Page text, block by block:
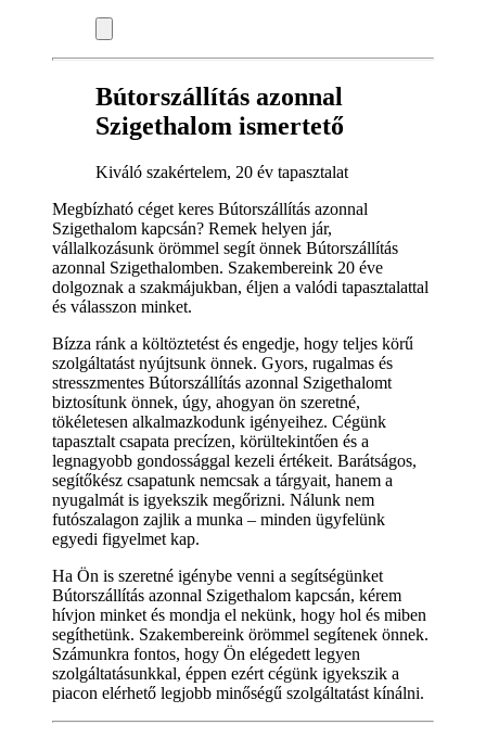
Bútorszállítás azonnal
Szigethalom ismertető
Kiváló szakértelem, 20 év tapasztalat
Megbízható céget keres Bútorszállítás azonnal
Szigethalom kapcsán? Remek helyen jár,
vállalkozásunk örömmel segít önnek Bútorszállítás
azonnal Szigethalomben. Szakembereink 20 éve
dolgoznak a szakmájukban, éljen a valódi tapasztalattal
és válasszon minket.
Bízza ránk a költöztetést és engedje, hogy teljes körű
szolgáltatást nyújtsunk önnek. Gyors, rugalmas és
stresszmentes Bútorszállítás azonnal Szigethalomt
biztosítunk önnek, úgy, ahogyan ön szeretné,
tökéletesen alkalmazkodunk igényeihez. Cégünk
tapasztalt csapata precízen, körültekintően és a
legnagyobb gondossággal kezeli értékeit. Barátságos,
segítőkész csapatunk nemcsak a tárgyait, hanem a
nyugalmát is igyekszik megőrizni. Nálunk nem
futószalagon zajlik a munka – minden ügyfelünk
egyedi figyelmet kap.
Ha Ön is szeretné igénybe venni a segítségünket
Bútorszállítás azonnal Szigethalom kapcsán, kérem
hívjon minket és mondja el nekünk, hogy hol és miben
segíthetünk. Szakembereink örömmel segítenek önnek.
Számunkra fontos, hogy Ön elégedett legyen
szolgáltatásunkkal, éppen ezért cégünk igyekszik a
piacon elérhető legjobb minőségű szolgáltatást kínálni.